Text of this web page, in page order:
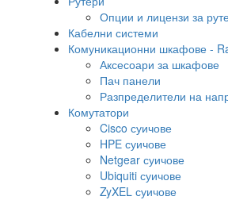
Опции и лицензи за
Кабелни системи
Комуникационни шкафове -
Аксесоари за шкафове
Пач панели
Разпределители на
Комутатори
Cisco суичове
HPE суичове
Netgear суичове
Ubiquiti суичове
ZyXEL суичове